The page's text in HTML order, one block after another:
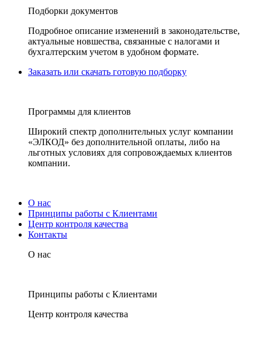
Подборки документов
Подробное описание изменений в законодательстве,
актуальные новшества, связанные с налогами и
бухгалтерским учетом в удобном формате.
Заказать или скачать готовую подборку
Программы для клиентов
Широкий спектр дополнительных услуг компании
«ЭЛКОД» без дополнительной оплаты, либо на
льготных условиях для сопровождаемых клиентов
компании.
О нас
Принципы работы с Клиентами
Центр контроля качества
Контакты
О нас
Принципы работы с Клиентами
Центр контроля качества